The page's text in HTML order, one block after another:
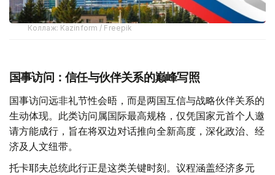
Коллаж: Kazinform / Freepik
国事访问：信任与伙伴关系的巅峰写照
国事访问远非礼节性会晤，而是两国互信与战略伙伴关系的
生动体现。此类访问属国际最高规格，仅凭国家元首个人邀
请方能成行，旨在将双边对话推向全新高度，深化政治、经
济及人文纽带。
托卡耶夫总统此行正是这类关键时刻。议程涵盖经济多元